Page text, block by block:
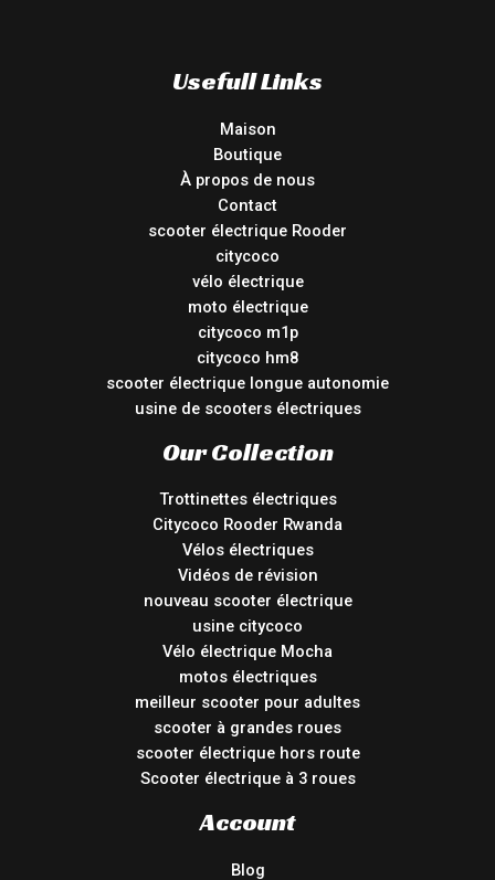
Usefull Links
Maison
Boutique
À propos de nous
Contact
scooter électrique Rooder
citycoco
vélo électrique
moto électrique
citycoco m1p
citycoco hm8
scooter électrique longue autonomie
usine de scooters électriques
Our Collection
Trottinettes électriques
Citycoco Rooder Rwanda
Vélos électriques
Vidéos de révision
nouveau scooter électrique
usine citycoco
Vélo électrique Mocha
motos électriques
meilleur scooter pour adultes
scooter à grandes roues
scooter électrique hors route
Scooter électrique à 3 roues
Account
Blog